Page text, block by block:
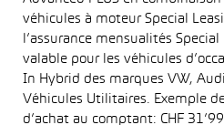
véhicules à moteur Special
l’assurance mensualités Special
valable pour les véhicules
In Hybrid des marques VW,
Véhicules Utilitaires. Exemple
d’achat au comptant: CHF